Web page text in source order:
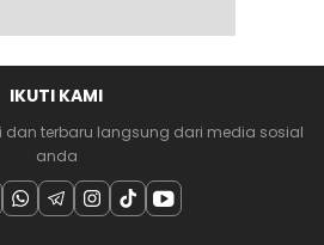
IKUTI KAMI
dan terbaru langsung dari media sosial
anda